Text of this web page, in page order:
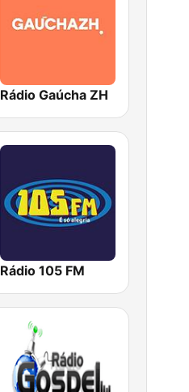
Rádio Gaúcha ZH
Rádio 105 FM